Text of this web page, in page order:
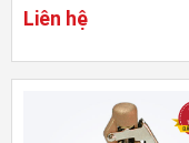
21mm)
Liên hệ